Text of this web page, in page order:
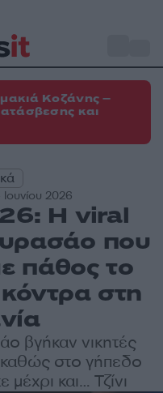
Κοζάνης –
και
2026
Η viral
που
πάθος το
στη
βγήκαν νικητές
στο γήπεδο
και… Τζίνι